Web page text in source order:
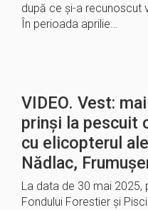
după ce și-a recunoscut
În perioada aprilie…
VIDEO. Vest:
prinși la pescuit
cu elicopterul
Nădlac,
La data de 30 mai 2025,
Fondului Forestier și